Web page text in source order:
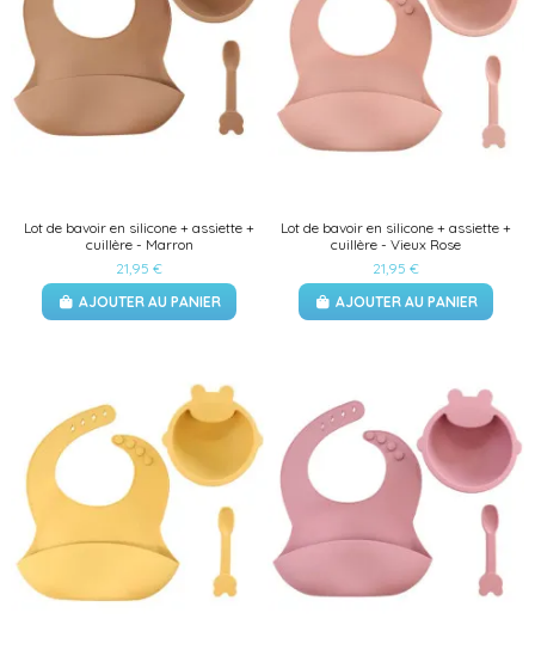
Lot de bavoir en silicone + assiette +
cuillère - Marron
21,95 €
AJOUTER AU PANIER
Lot de bavoir en silicone + assiette +
cuillère - Vieux Rose
21,95 €
AJOUTER AU PANIER